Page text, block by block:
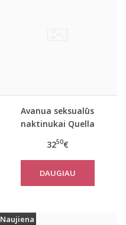
Avanua seksualūs
naktinukai Quella
3250€
DAUGIAU
Naujiena